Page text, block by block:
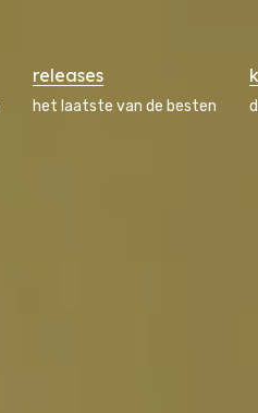
releases
het laatste van de besten